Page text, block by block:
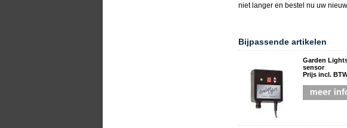
niet langer en bestel nu uw
Bijpassende artikelen
Garden
sensor
Prijs incl.